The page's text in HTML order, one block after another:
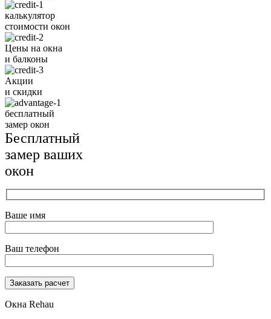
калькулятор
стоимости окон
Цены на окна
и балконы
Акции
и скидки
бесплатный
замер окон
Бесплатный
замер ваших
окон
Ваше имя
Ваш телефон
Окна Rehau